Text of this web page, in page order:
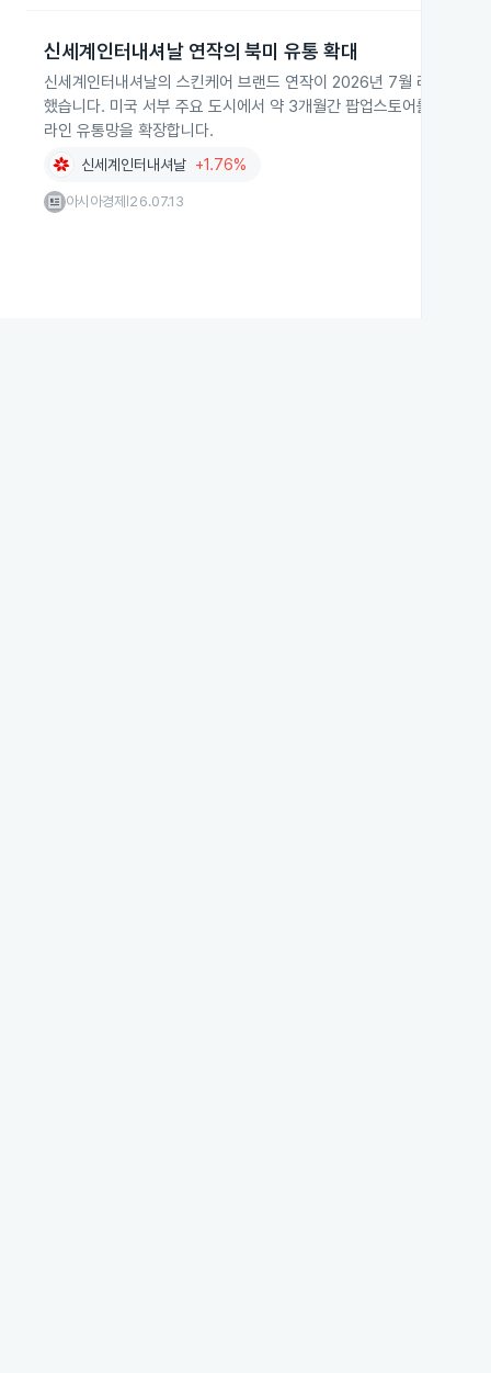
신세계인터내셔날 연작의 북미 유통 확대
신세계인터내셔날의 스킨케어 브랜드 연작이 2026년 7월 라스베이
했습니다. 미국 서부 주요 도시에서 약 3개월간 팝업스토어를 운영하
라인 유통망을 확장합니다.
신세계인터내셔날 +1.76%
아시아경제 26.07.13